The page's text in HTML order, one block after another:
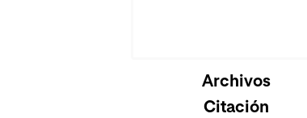
Archivos
Citación